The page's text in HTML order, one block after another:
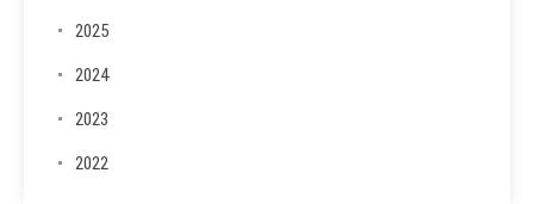
2025
2024
2023
2022